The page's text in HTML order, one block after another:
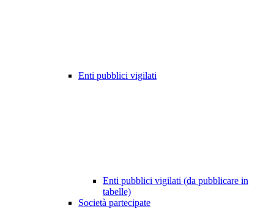
Enti pubblici vigilati
Enti pubblici vigilati (da pubblicare in
tabelle)
Società partecipate